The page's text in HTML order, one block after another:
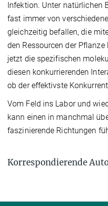
Infektion. Unter natürlichen
fast immer von
gleichzeitig befallen, die
den Ressourcen der
jetzt die spezifischen
diesen konkurrierenden
ob der effektivste
Vom Feld ins Labor und
kann einen in manchmal
faszinierende Richtungen
Korrespondierende